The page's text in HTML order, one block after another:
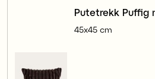
Putetrekk Puffig
45x45 cm